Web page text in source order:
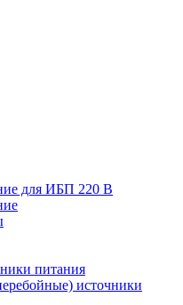
для ИБП 220 В
питания
источники